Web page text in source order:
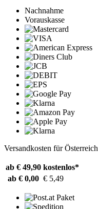
Nachnahme
Vorauskasse
Versandkosten für Österreich
ab € 49,90 kostenlos*
ab € 0,00 € 5,49